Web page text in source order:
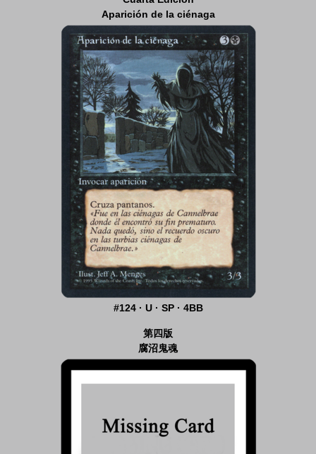
Aparición de la ciénaga
#124 · U · SP · 4BB
第四版
腐沼鬼魂